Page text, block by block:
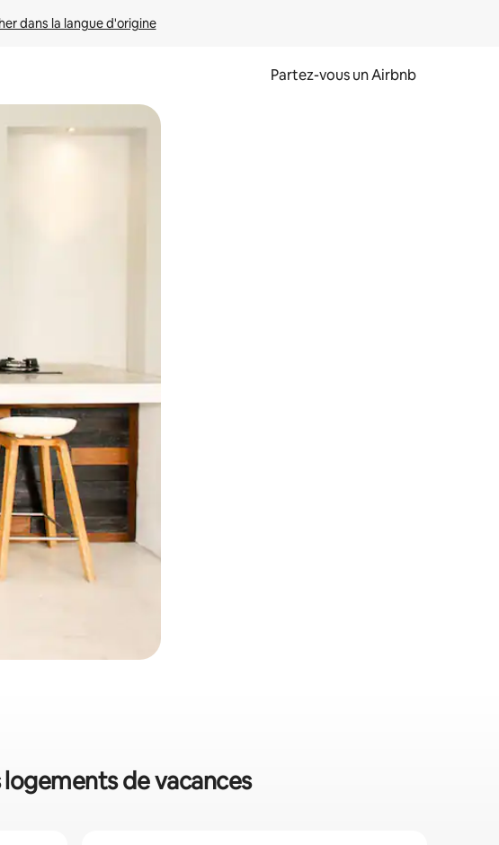
dans la langue d'origine
Partez-vous un Airbnb
dessus et en les faisant glisser.
de vacances